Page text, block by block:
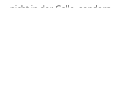
nicht in der Galle,